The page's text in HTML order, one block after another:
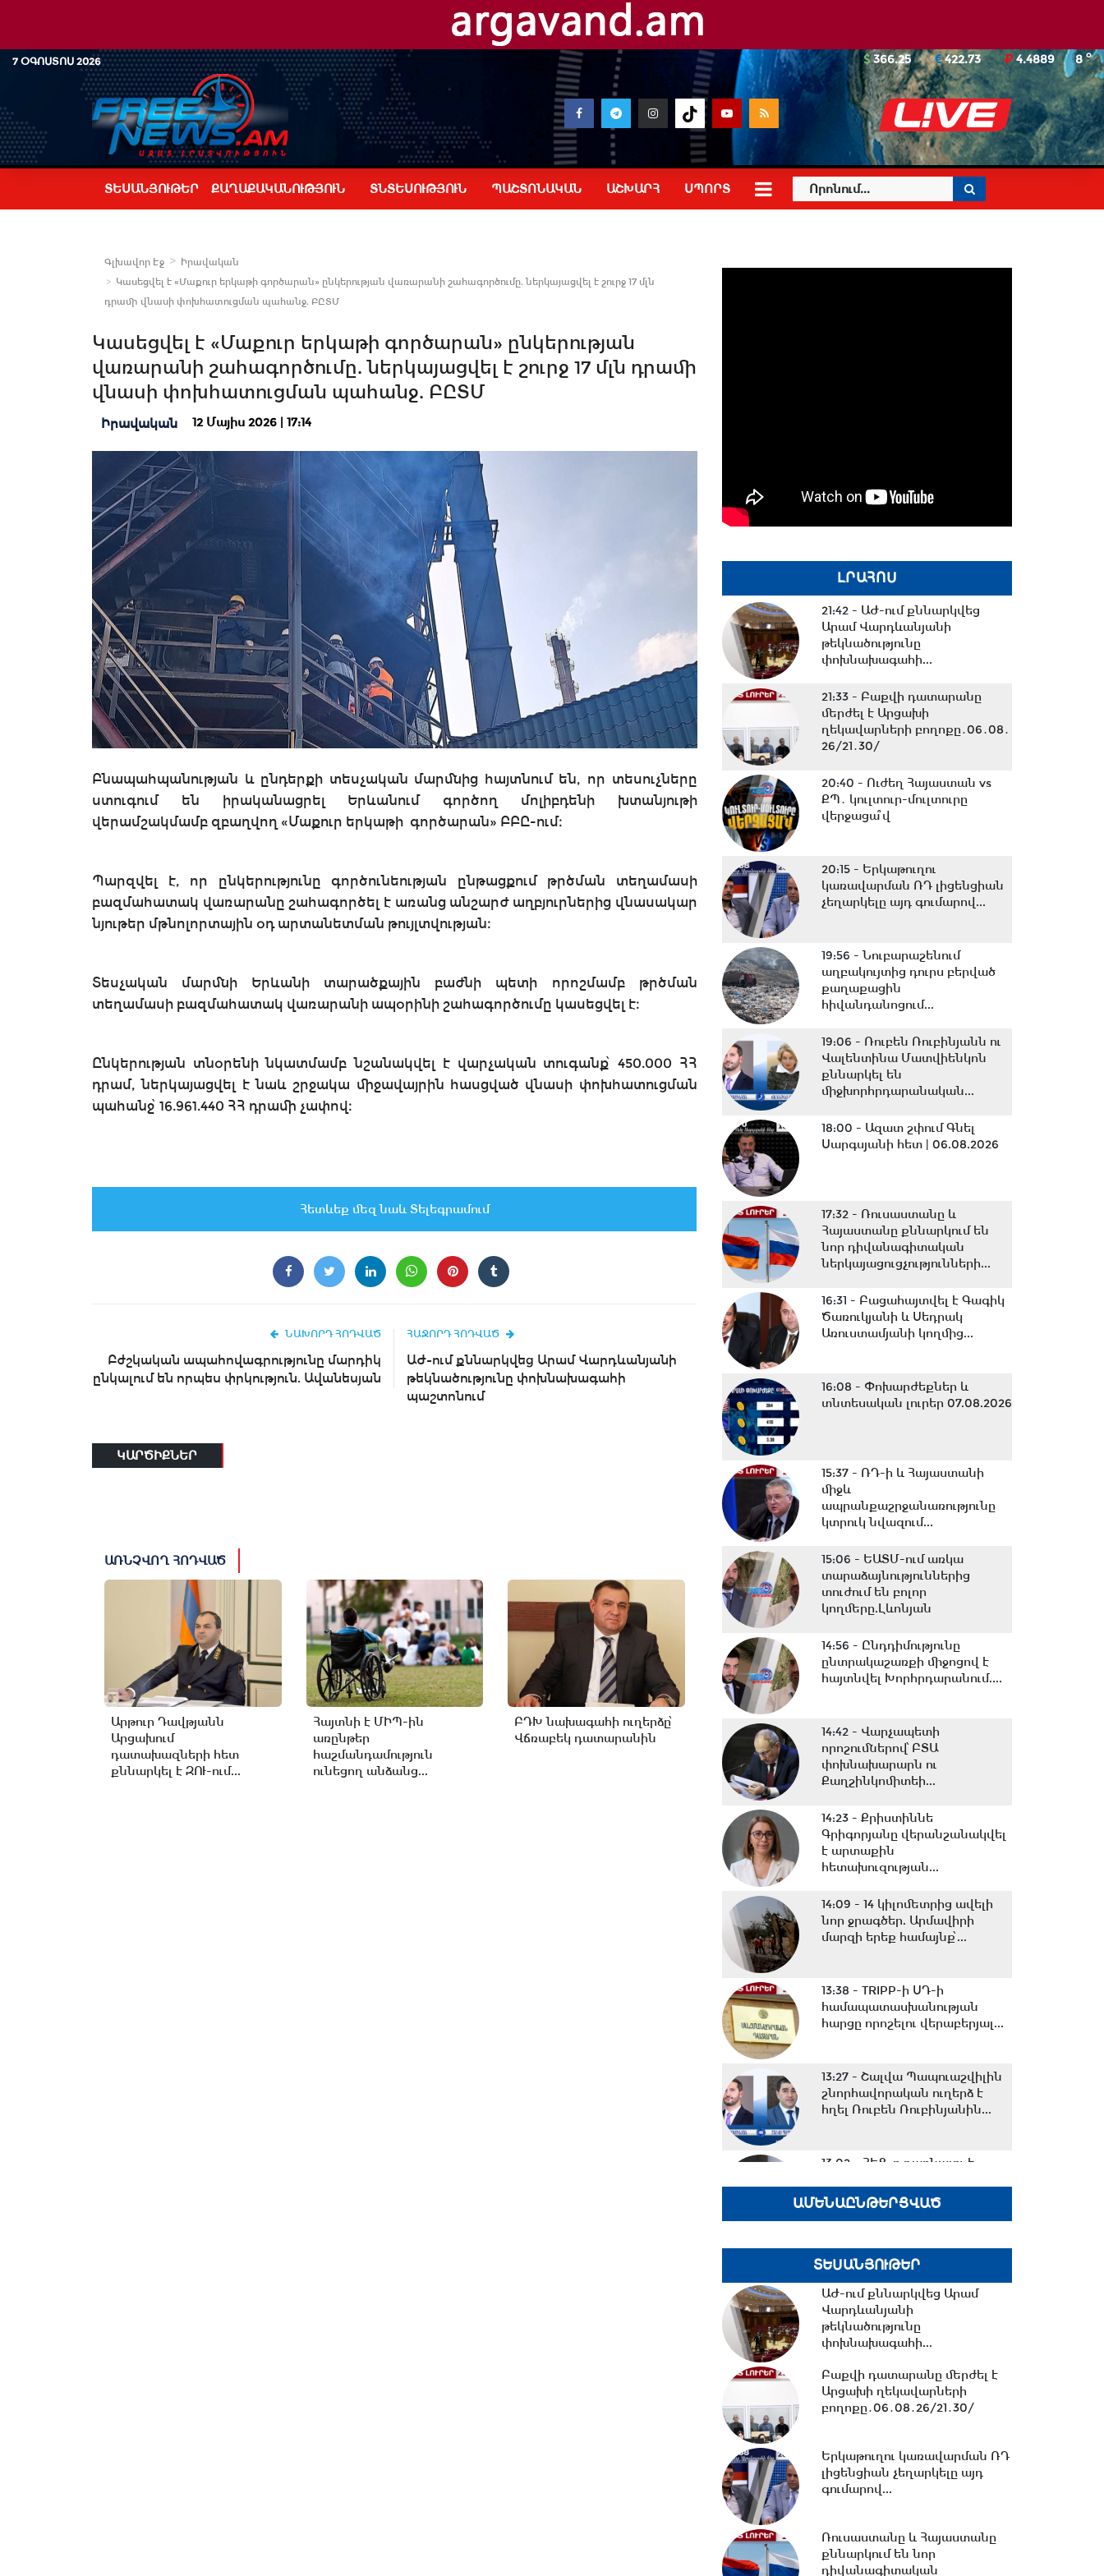
7 ՕԳՈՍՏՈՍ 2026 8o
366.25 422.73 4.4889
ՏԵՍԱՆՅՈՒԹԵՐ ՔԱՂԱՔԱԿԱՆՈՒԹՅՈՒՆ ՏՆՏԵՍՈՒԹՅՈՒՆ ՊԱՇՏՈՆԱԿԱՆ ԱՇԽԱՐՀ ՍՊՈՐՏ
Գլխավոր Էջ
Իրավական
Կասեցվել է «Մաքուր երկաթի գործարան» ընկերության վառարանի շահագործումը. ներկայացվել է շուրջ 17 մլն
դրամի վնասի փոխհատուցման պահանջ. ԲԸՏՄ
Կասեցվել է «Մաքուր երկաթի գործարան» ընկերության
վառարանի շահագործումը. ներկայացվել է շուրջ 17 մլն դրամի
վնասի փոխհատուցման պահանջ. ԲԸՏՄ
Իրավական 12 Մայիս 2026 | 17:14
Բնապահպանության և ընդերքի տեսչական մարմնից հայտնում են, որ տեսուչները
ստուգում են իրականացրել Երևանում գործող մոլիբդենի խտանյութի
վերամշակմամբ զբաղվող «Մաքուր երկաթի գործարան» ԲԲԸ-ում։
Պարզվել է, որ ընկերությունը գործունեության ընթացքում թրծման տեղամասի
բազմահատակ վառարանը շահագործել է առանց անշարժ աղբյուրներից վնասակար
նյութեր մթնոլորտային օդ արտանետման թույլտվության։
Տեսչական մարմնի Երևանի տարածքային բաժնի պետի որոշմամբ թրծման
տեղամասի բազմահատակ վառարանի ապօրինի շահագործումը կասեցվել է։
Ընկերության տնօրենի նկատմամբ նշանակվել է վարչական տուգանք՝ 450.000 ՀՀ
դրամ, ներկայացվել է նաև շրջակա միջավայրին հասցված վնասի փոխհատուցման
պահանջ՝ 16.961.440 ՀՀ դրամի չափով։
Հետևեք մեզ նաև Տելեգրամում
ՆԱԽՈՐԴ ՀՈԴՎԱԾ
Բժշկական ապահովագրությունը մարդիկ
ընկալում են որպես փրկություն. Ավանեսյան
ՀԱՋՈՐԴ ՀՈԴՎԱԾ
ԱԺ-ում քննարկվեց Արամ Վարդևանյանի
թեկնածությունը փոխնախագահի
պաշտոնում
ԿԱՐԾԻՔՆԵՐ
ԱՌՆՉՎՈՂ ՀՈԴՎԱԾ
Արթուր Դավթյանն
Արցախում
դատախազների հետ
քննարկել է ԶՈՒ-ում...
Հայտնի է ՄԻՊ-ին
առընթեր
հաշմանդամություն
ունեցող անձանց...
ԲԴԽ նախագահի ուղերձը՝
Վճռաբեկ դատարանին
ԼՐԱՀՈՍ
21:42 - ԱԺ-ում քննարկվեց
Արամ Վարդևանյանի
թեկնածությունը
փոխնախագահի...
21:33 - Բաքվի դատարանը
մերժել է Արցախի
ղեկավարների բողոքը․06․08․
26/21․30/
20:40 - Ուժեղ Հայաստան vs
ՔՊ․ կուլտուր-մուլտուրը
վերջացա՞վ
20:15 - Երկաթուղու
կառավարման ՌԴ լիցենցիան
չեղարկելը այդ գումարով...
19:56 -Նուբարաշենում
աղբակույտից դուրս բերված
քաղաքացին
հիվանդանոցում...
19:06 - Ռուբեն Ռուբինյանն ու
Վալենտինա Մատվիենկոն
քննարկել են
միջխորհրդարանական...
18:00 - Ազատ շփում Գնել
Սարգսյանի հետ | 06.08.2026
17:32 - Ռուսաստանը և
Հայաստանը քննարկում են
նոր դիվանագիտական
ներկայացուցչությունների...
16:31 - Բացահայտվել է Գագիկ
Ծառուկյանի և Սեդրակ
Առուստամյանի կողմից...
16:08 - Փոխարժեքներ և
տնտեսական լուրեր 07.08.2026
15:37 - ՌԴ-ի և Հայաստանի
միջև
ապրանքաշրջանառությունը
կտրուկ նվազում...
15:06 - ԵԱՏՄ-ում առկա
տարաձայնություններից
տուժում են բոլոր
կողմերը.Լևոնյան
14:56 - Ընդդիմությունը
ընտրակաշառքի միջոցով է
հայտնվել Խորհրդարանում....
14:42 - Վարչապետի
որոշումներով՝ ԲՏԱ
փոխնախարարն ու
Քաղշինկոմիտեի...
14:23 - Քրիստիննե
Գրիգորյանը վերանշանակվել
է արտաքին
հետախուզության...
14:09 - 14 կիլոմետրից ավելի
նոր ջրագծեր. Արմավիրի
մարզի երեք համայնք՝...
13:38 - TRIPP-ի ՍԴ-ի
համապատասխանության
հարցը որոշելու վերաբերյալ...
13:27 - Շալվա Պապուաշվիլին
շնորհավորական ուղերձ է
հղել Ռուբեն Ռուբինյանին...
13:02 - ՀԷՑ-ը դառնալու է
հանձնվելու է
հավատարմագրային...
12:36 -Խնդիր ենք դրել 2026-
2031 թթ.-ին պետությանը
վերադարձնել...
11:53 -Կոնգոյում Էբոլայի
հիվանդության նոր դեպքերի
թիվը կրկնապատկվել...
Դալլաքյանը կալանավորվել...
Սեդրակ Առուստամյանը...
ԱՄԵՆԱԸՆԹԵՐՑՎԱԾ
ՏԵՍԱՆՅՈՒԹԵՐ
ԱԺ-ում քննարկվեց Արամ
Վարդևանյանի
թեկնածությունը
փոխնախագահի...
Բաքվի դատարանը մերժել է
Արցախի ղեկավարների
բողոքը․06․08․26/21․30/
Երկաթուղու կառավարման ՌԴ
լիցենցիան չեղարկելը այդ
գումարով...
Ռուսաստանը և Հայաստանը
քննարկում են նոր
դիվանագիտական